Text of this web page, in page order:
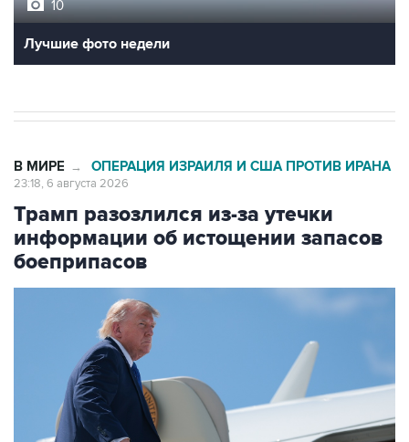
10
Лучшие фото недели
В МИРЕ → ОПЕРАЦИЯ ИЗРАИЛЯ И США ПРОТИВ ИРАНА
23:18, 6 августа 2026
Трамп разозлился из-за утечки
информации об истощении запасов
боеприпасов